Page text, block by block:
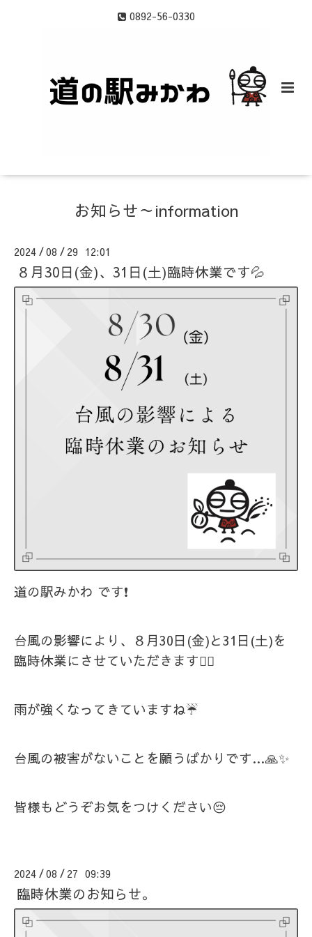
0892-56-0330
お知らせ～information
2024 /08 / 29 12:01
８月30日(金)、31日(土)臨時休業です💦
道の駅みかわ です❗
台風の影響により、８月30日(金)と31日(土)を
臨時休業にさせていただきます🙇‍♀️
雨が強くなってきていますね☔
台風の被害がないことを願うばかりです…🙏✨
皆様もどうぞお気をつけください😔
2024 /08 / 27 09:39
臨時休業のお知らせ。